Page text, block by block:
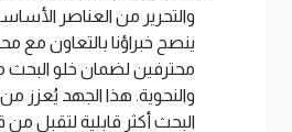
والتحرير من العناصر
ينصح خبراؤنا بالتعاون مع
محترفين لضمان خلو البحث
والنحوية. هذا الجهد يُعزز
البحث أكثر قابلية لتقبل